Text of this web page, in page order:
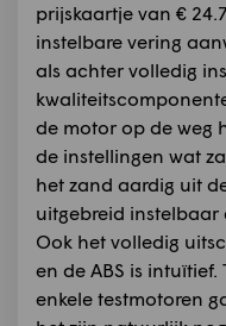
prijskaartje van €
instelbare vering
als achter volledig
de motor op de weg
de instellingen wat
het zand aardig uit
uitgebreid instelbaar
Ook het volledig
en de ABS is
enkele testmotoren